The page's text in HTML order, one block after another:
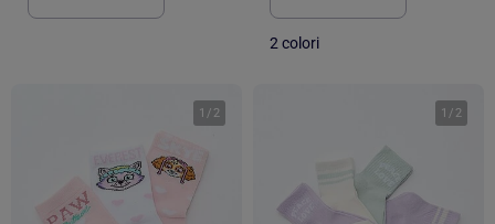
2 colori
1 / 2 1 / 2